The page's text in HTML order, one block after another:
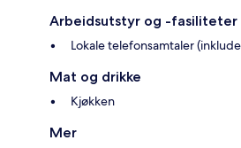
Arbeidsutstyr og -fasiliteter
Lokale telefonsamtaler
Mat og drikke
Kjøkken
Mer